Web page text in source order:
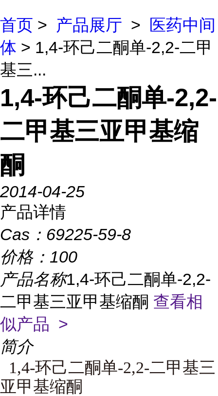
首页 > 产品展厅 >
医药中间
体 > 1,4-环己二酮单-2,2-二甲
基三...
1,4-环己二酮单-2,2-
二甲基三亚甲基缩
酮
2014-04-25
产品详情
Cas： 69225-59-8
价格： 100
产品名称1,4-环己二酮单-2,2-
二甲基三亚甲基缩酮 查看相
似产品 >
简介
1,4-环己二酮单-2,2-二甲基三
亚甲基缩酮